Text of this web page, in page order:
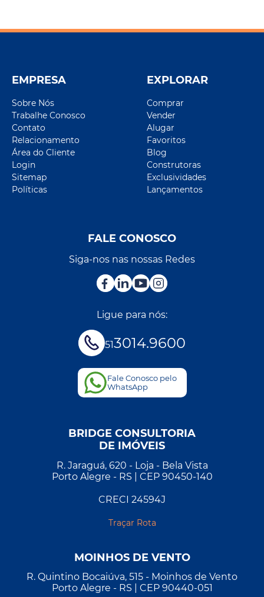
EMPRESA
Sobre Nós
Trabalhe Conosco
Contato
Relacionamento
Área do Cliente
Login
Sitemap
Políticas
EXPLORAR
Comprar
Vender
Alugar
Favoritos
Blog
Construtoras
Exclusividades
Lançamentos
FALE CONOSCO
Siga-nos nas nossas Redes
Ligue para nós:
513014.9600
Fale Conosco pelo
WhatsApp
BRIDGE CONSULTORIA
DE IMÓVEIS
R. Jaraguá, 620 - Loja - Bela Vista
Porto Alegre - RS | CEP 90450-140
CRECI 24594J
Traçar Rota
MOINHOS DE VENTO
R. Quintino Bocaiúva, 515 - Moinhos de Vento
Porto Alegre - RS | CEP 90440-051